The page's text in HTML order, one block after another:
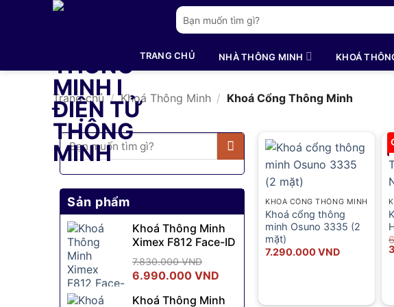
Tìm
kiếm:
TRANG CHỦ NHÀ THÔNG MINH KHOÁ
Trang chủ / Khoá Thông Minh / Khoá Cổng Thông Minh
Tìm
kiếm:
Sản phẩm
Khoá Thông Minh
Ximex F812 Face-ID
7.830.000VND
Giá
là:
6.990.000 VND
tại
Khoá Thông Minh
KHOÁ CỔNG THÔNG MINH
Khoá cổng thông
minh Osuno 3335 (2
mặt)
7.290.000VND